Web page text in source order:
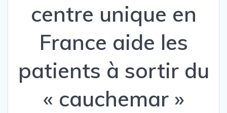
centre unique en
France aide les
patients à sortir du
« cauchemar »